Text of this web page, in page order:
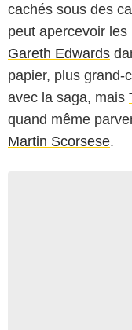
cachés sous des
peut apercevoir les
Gareth Edwards
papier, plus grand-
avec la saga, mais
quand même
Martin Scorsese.